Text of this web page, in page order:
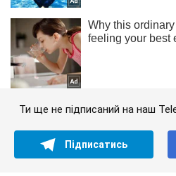
Ти ще не підписаний на наш
Підписатись